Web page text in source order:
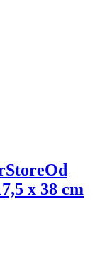
Od
x 38 cm